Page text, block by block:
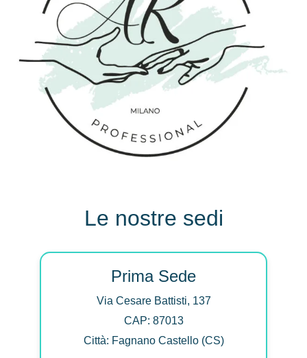
Le nostre sedi
Prima Sede
Via Cesare Battisti, 137
CAP: 87013
Città: Fagnano Castello (CS)